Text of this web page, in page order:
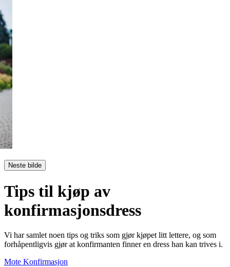
Neste bilde
Tips til kjøp av
konfirmasjonsdress
Vi har samlet noen tips og triks som gjør kjøpet litt lettere, og som
forhåpentligvis gjør at konfirmanten finner en dress han kan trives i.
Mote Konfirmasjon